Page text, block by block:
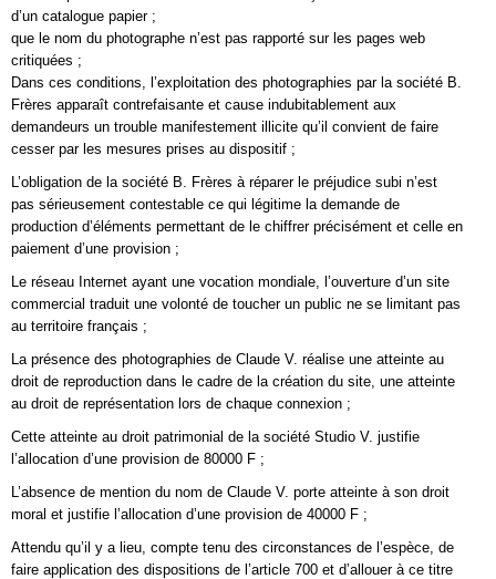
d’un catalogue papier ;
que le nom du photographe n’est pas rapporté sur les pages web
critiquées ;
Dans ces conditions, l’exploitation des photographies par la société B.
Frères apparaît contrefaisante et cause indubitablement aux
demandeurs un trouble manifestement illicite qu’il convient de faire
cesser par les mesures prises au dispositif ;
L’obligation de la société B. Frères à réparer le préjudice subi n’est
pas sérieusement contestable ce qui légitime la demande de
production d’éléments permettant de le chiffrer précisément et celle en
paiement d’une provision ;
Le réseau Internet ayant une vocation mondiale, l’ouverture d’un site
commercial traduit une volonté de toucher un public ne se limitant pas
au territoire français ;
La présence des photographies de Claude V. réalise une atteinte au
droit de reproduction dans le cadre de la création du site, une atteinte
au droit de représentation lors de chaque connexion ;
Cette atteinte au droit patrimonial de la société Studio V. justifie
l’allocation d’une provision de 80000 F ;
L’absence de mention du nom de Claude V. porte atteinte à son droit
moral et justifie l’allocation d’une provision de 40000 F ;
Attendu qu’il y a lieu, compte tenu des circonstances de l’espèce, de
faire application des dispositions de l’article 700 et d’allouer à ce titre